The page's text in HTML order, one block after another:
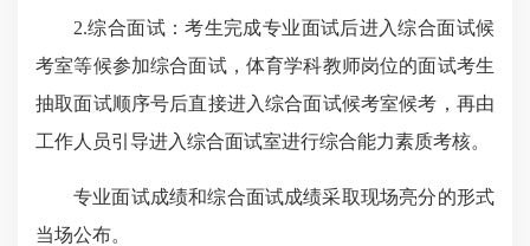
2.综合面试：考生完成专业面试后进入综合面试候
考室等候参加综合面试，体育学科教师岗位的面试考生
抽取面试顺序号后直接进入综合面试候考室候考，再由
工作人员引导进入综合面试室进行综合能力素质考核。
专业面试成绩和综合面试成绩采取现场亮分的形式
当场公布。